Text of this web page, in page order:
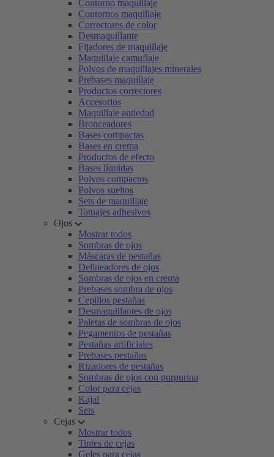
Contorno maquillaje
Contornos maquillaje
Correctores de color
Desmaquillante
Fijadores de maquillaje
Maquillaje camuflaje
Polvos de maquillajes minerales
Prebases maquillaje
Productos correctores
Accesorios
Maquillaje antiedad
Bronceadores
Bases compactas
Bases en crema
Productos de efecto
Bases líquidas
Polvos compactos
Polvos sueltos
Sets de maquillaje
Tatuajes adhesivos
Ojos
Mostrar todos
Sombras de ojos
Máscaras de pestañas
Delineadores de ojos
Sombras de ojos en crema
Prebases sombra de ojos
Cepillos pestañas
Desmaquillantes de ojos
Paletas de sombras de ojos
Pegamentos de pestañas
Pestañas artificiales
Prebases pestañas
Rizadores de pestañas
Sombras de ojos con purpurina
Color para cejas
Kajal
Sets
Cejas
Mostrar todos
Tintes de cejas
Geles para cejas